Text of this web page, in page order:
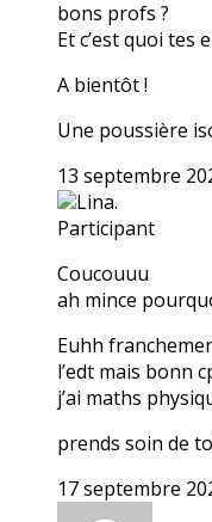
bons profs ?
Et c’est quoi tes
A bientôt !
Une poussière
13 septembre
Lina.
Participant
Coucouuu
ah mince
Euhh
l’edt mais bonn
j’ai maths
prends soin de
17 septembre